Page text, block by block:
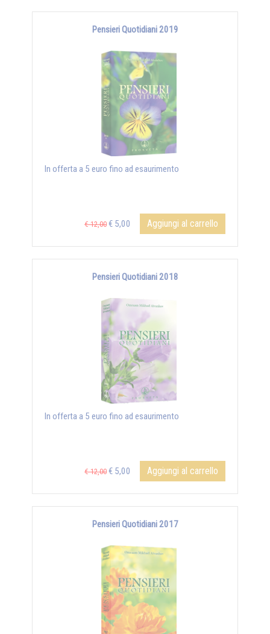
Pensieri Quotidiani 2019
In offerta a 5 euro fino ad esaurimento
€ 12,00 € 5,00 Aggiungi al carrello
Pensieri Quotidiani 2018
In offerta a 5 euro fino ad esaurimento
€ 12,00 € 5,00 Aggiungi al carrello
Pensieri Quotidiani 2017